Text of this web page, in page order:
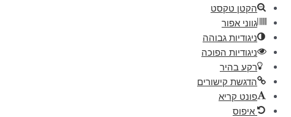
הקטן טקסט
גווני אפור
ניגודיות גבוהה
ניגודיות הפוכה
רקע בהיר
הדגשת קישורים
פונט קריא
איפוס